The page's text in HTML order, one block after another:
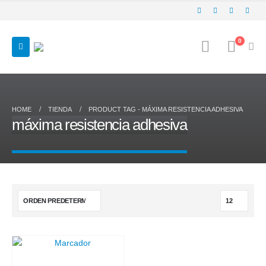
0
HOME TIENDA PRODUCT TAG - MÁXIMA RESISTENCIA ADHESIVA
máxima resistencia adhesiva